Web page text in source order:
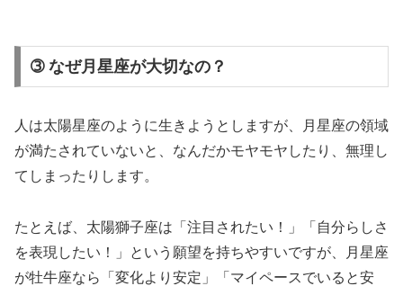
➂ なぜ月星座が大切なの？
人は太陽星座のように生きようとしますが、月星座の領域
が満たされていないと、なんだかモヤモヤしたり、無理し
てしまったりします。
たとえば、太陽獅子座は「注目されたい！」「自分らしさ
を表現したい！」という願望を持ちやすいですが、月星座
が牡牛座なら「変化より安定」「マイペースでいると安